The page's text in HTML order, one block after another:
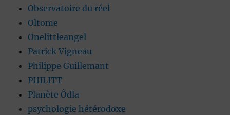
Observatoire du réel
Oltome
Onelittleangel
Patrick Vigneau
Philippe Guillemant
PHILITT
Planète Ôdla
psychologie hétérodoxe